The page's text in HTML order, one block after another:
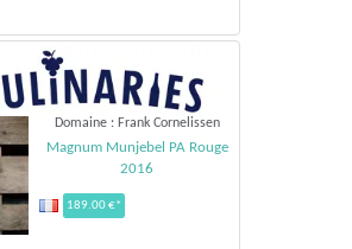
Domaine : Frank Cornelissen
Magnum Munjebel PA Rouge
2016
189.00 €*